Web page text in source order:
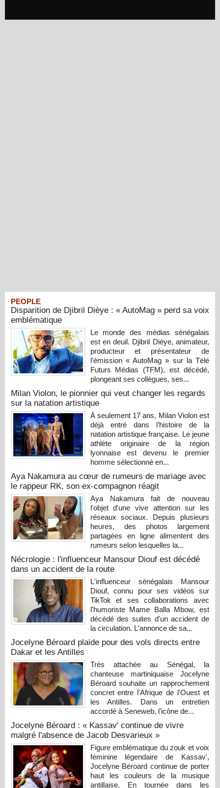
PEOPLE
Disparition de Djibril Dièye : « AutoMag » perd sa voix
emblématique
Le monde des médias sénégalais
est en deuil. Djibril Dièye, animateur,
producteur et présentateur de
l’émission « AutoMag » sur la Télé
Futurs Médias (TFM), est décédé,
plongeant ses collègues, ses...
Milan Violon, le pionnier qui veut changer les regards
sur la natation artistique
À seulement 17 ans, Milan Violon est
déjà entré dans l’histoire de la
natation artistique française. Le jeune
athlète originaire de la région
lyonnaise est devenu le premier
homme sélectionné en...
Aya Nakamura au cœur de rumeurs de mariage avec
le rappeur RK, son ex-compagnon réagit
Aya Nakamura fait de nouveau
l'objet d'une vive attention sur les
réseaux sociaux. Depuis plusieurs
heures, des photos largement
partagées en ligne alimentent des
rumeurs selon lesquelles la...
Nécrologie : l'influenceur Mansour Diouf est décédé
dans un accident de la route
L'influenceur sénégalais Mansour
Diouf, connu pour ses vidéos sur
TikTok et ses collaborations avec
l'humoriste Mame Balla Mbow, est
décédé des suites d'un accident de
la circulation. L'annonce de sa...
Jocelyne Béroard plaide pour des vols directs entre
Dakar et les Antilles
Très attachée au Sénégal, la
chanteuse martiniquaise Jocelyne
Béroard souhaite un rapprochement
concret entre l'Afrique de l'Ouest et
les Antilles. Dans un entretien
accordé à Seneweb, l'icône de...
Jocelyne Béroard : « Kassav' continue de vivre
malgré l'absence de Jacob Desvarieux »
Figure emblématique du zouk et voix
féminine légendaire de Kassav',
Jocelyne Béroard continue de porter
haut les couleurs de la musique
antillaise. En tournée dans les